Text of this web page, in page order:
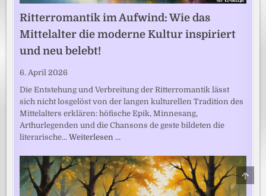
Ritterromantik im Aufwind: Wie das
Mittelalter die moderne Kultur inspiriert
und neu belebt!
6. April 2026
Die Entstehung und Verbreitung der Ritterromantik lässt
sich nicht losgelöst von der langen kulturellen Tradition des
Mittelalters erklären: höfische Epik, Minnesang,
Arthurlegenden und die Chansons de geste bildeten die
literarische…Weiterlesen …
TO